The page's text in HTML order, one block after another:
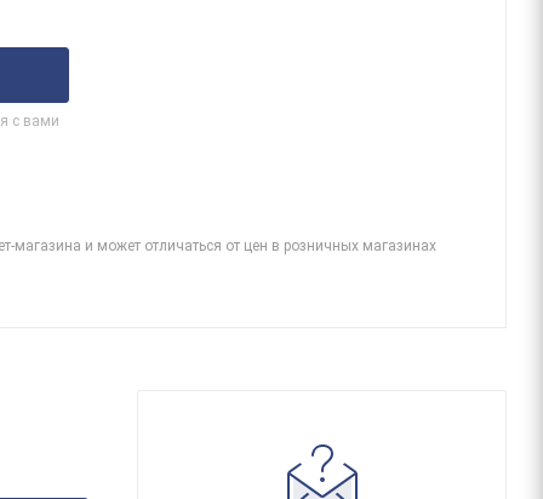
с вами
магазина и может отличаться от цен в розничных магазинах